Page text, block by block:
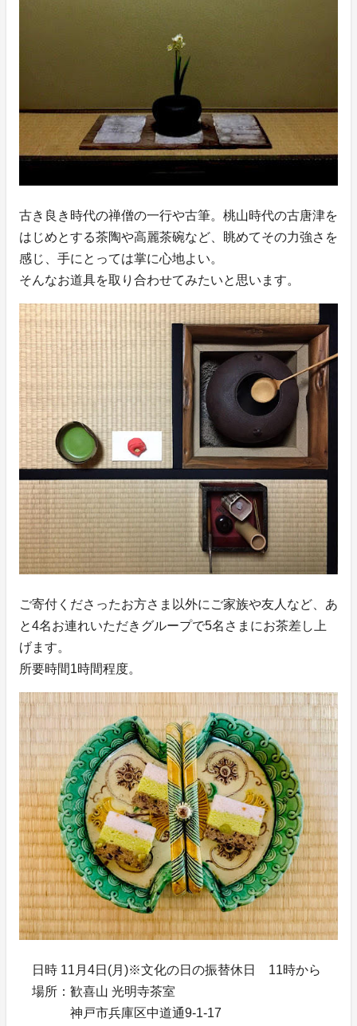
古き良き時代の禅僧の一行や古筆。桃山時代の古唐津を
はじめとする茶陶や高麗茶碗など、眺めてその力強さを
感じ、手にとっては掌に心地よい。
そんなお道具を取り合わせてみたいと思います。
ご寄付くださったお方さま以外にご家族や友人など、あ
と4名お連れいただきグループで5名さまにお茶差し上
げます。
所要時間1時間程度。
日時 11月4日(月)※文化の日の振替休日 11時から
場所：歓喜山 光明寺茶室
神戸市兵庫区中道通9-1-17